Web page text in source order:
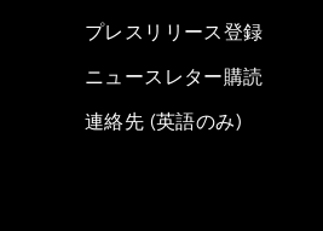
プレスリリース登録
ニュースレター購読
連絡先 (英語のみ)